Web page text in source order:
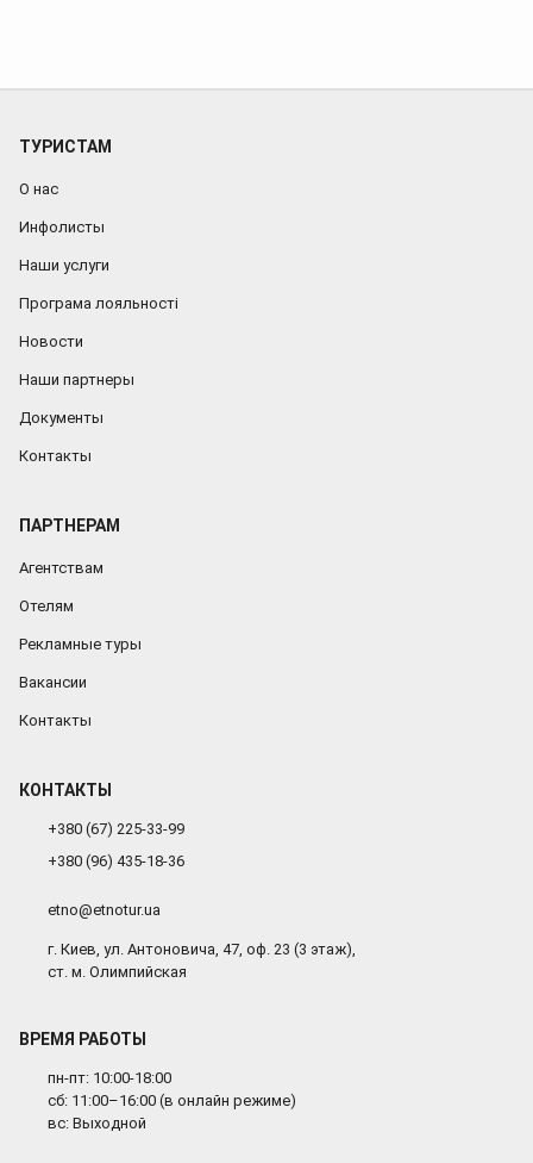
ТУРИСТАМ
О нас
Инфолисты
Наши услуги
Програма лояльності
Новости
Наши партнеры
Документы
Контакты
ПАРТНЕРАМ
Агентствам
Отелям
Рекламные туры
Вакансии
Контакты
КОНТАКТЫ
+380 (67) 225-33-99
+380 (96) 435-18-36
etno@etnotur.ua
г. Киев, ул. Антоновича, 47, оф. 23 (3 этаж),
ст. м. Олимпийская
ВРЕМЯ РАБОТЫ
пн-пт: 10:00-18:00
сб: 11:00–16:00 (в онлайн режиме)
вс: Выходной